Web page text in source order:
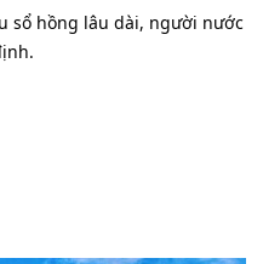
sổ hồng lâu dài, người nước